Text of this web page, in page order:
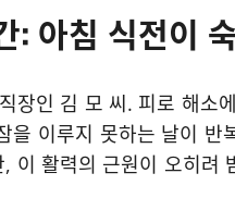
: 아침 식전이
장인 김 모 씨. 피로 해소
을 이루지 못하는 날이
이 활력의 근원이 오히려